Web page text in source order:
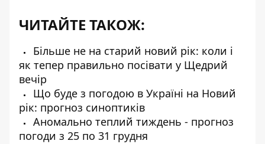
ЧИТАЙТЕ ТАКОЖ:
Більше не на старий новий рік: коли і
як тепер правильно посівати у Щедрий
вечір
Що буде з погодою в Україні на Новий
рік: прогноз синоптиків
Аномально теплий тиждень - прогноз
погоди з 25 по 31 грудня